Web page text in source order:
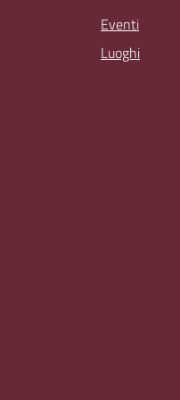
Eventi
Luoghi